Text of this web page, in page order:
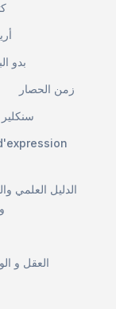
بدو
زمن الحصار
دليل برمجة حاسب سبكتروم (ZX) سنكلير
الدليل العلمي
العقل و